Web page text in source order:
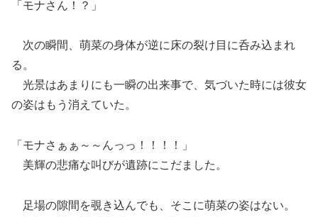
「モナさん！？」
次の瞬間、萌菜の身体が逆に床の裂け目に呑み込まれ
る。
光景はあまりにも一瞬の出来事で、気づいた時には彼女
の姿はもう消えていた。
「モナさぁぁ～～んっっ！！！！」
美輝の悲痛な叫びが遺跡にこだました。
足場の隙間を覗き込んでも、そこに萌菜の姿はない。